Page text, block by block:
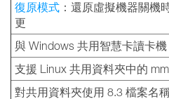
復原模式 ：還原虛擬機器關機
更
與 Windows 共用智慧卡讀卡機
支援 Linux 共用資料夾中的
對共用資料夾使用 8.3 檔案名